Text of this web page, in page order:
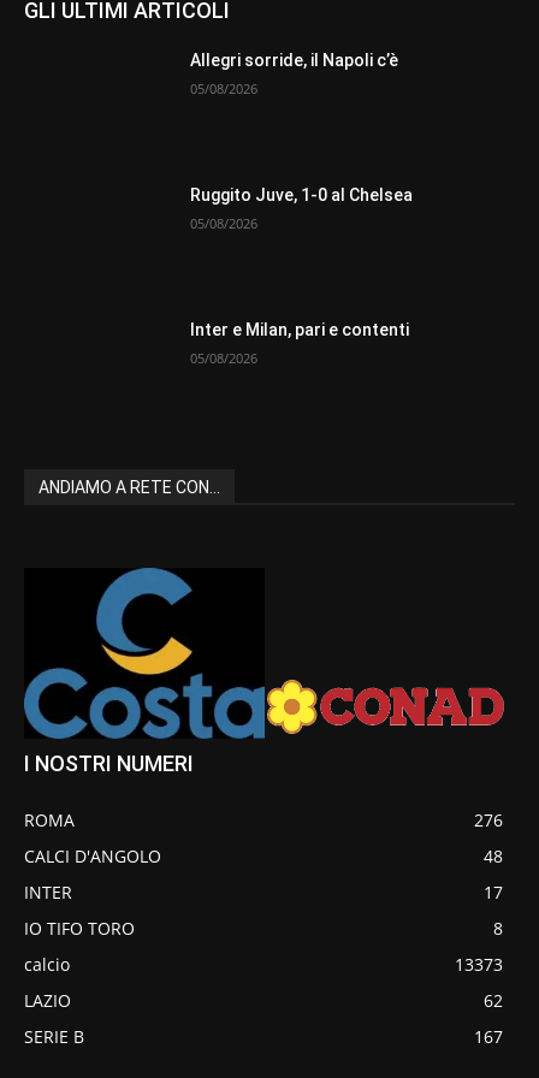
GLI ULTIMI ARTICOLI
Allegri sorride, il Napoli c’è
05/08/2026
Ruggito Juve, 1-0 al Chelsea
05/08/2026
Inter e Milan, pari e contenti
05/08/2026
ANDIAMO A RETE CON...
I NOSTRI NUMERI
ROMA
276
CALCI D'ANGOLO
48
INTER
17
IO TIFO TORO
8
calcio
13373
LAZIO
62
SERIE B
167